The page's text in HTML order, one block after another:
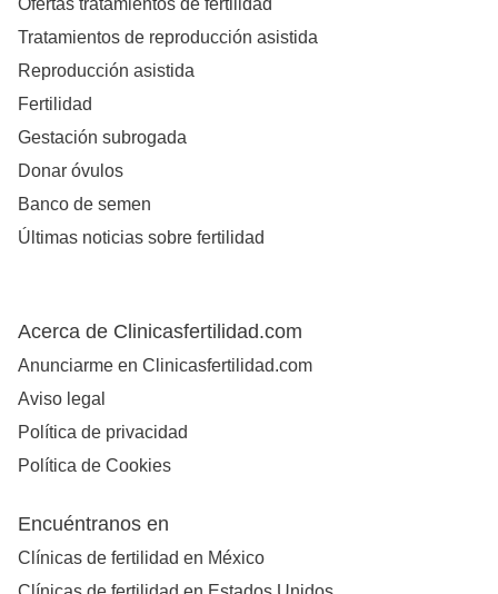
Ofertas tratamientos de fertilidad
Tratamientos de reproducción asistida
Reproducción asistida
Fertilidad
Gestación subrogada
Donar óvulos
Banco de semen
Últimas noticias sobre fertilidad
Acerca de Clinicasfertilidad.com
Anunciarme en Clinicasfertilidad.com
Aviso legal
Política de privacidad
Política de Cookies
Encuéntranos en
Clínicas de fertilidad en México